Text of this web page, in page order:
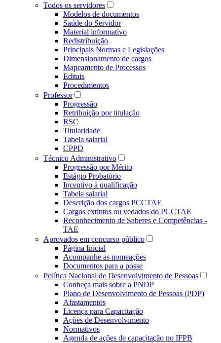
Todos os servidores
Modelos de documentos
Saúde do Servidor
Material informativo
Redistribuição
Principais Normas e Legislações
Dimensionamento de cargos
Mapeamento de Processos
Editais
Procedimentos
Professor
Progressão
Retribuição por titulação
RSC
Titularidade
Tabela salarial
CPPD
Técnico Administrativo
Progressão por Mérito
Estágio Probatório
Incentivo à qualificação
Tabela salarial
Descrição dos cargos PCCTAE
Cargos extintos ou vedados do PCCTAE
Reconhecimento de Saberes e Competências -
TAE
Aprovados em concurso público
Página Inicial
Acompanhe as nomeações
Documentos para a posse
Política Nacional de Desenvolvimento de Pessoas
Conheça mais sobre a PNDP
Plano de Desenvolvimento de Pessoas (PDP)
Afastamentos
Licença para Capacitação
Ações de Desenvolvimento
Normativos
Agenda de ações de capacitação no IFPB